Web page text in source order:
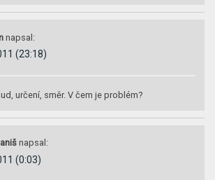
napsal:
(23:18)
určení, směr. V čem je problém?
napsal:
(0:03)